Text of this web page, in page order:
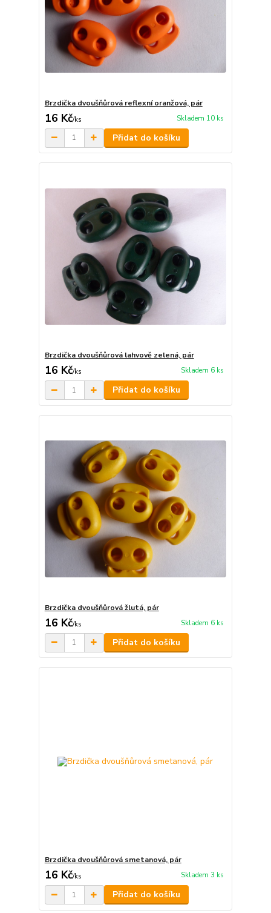
Brzdička dvoušňůrová reflexní oranžová, pár
16 Kč/ks Skladem 10 ks
Přidat do košíku
Brzdička dvoušňůrová lahvově zelená, pár
16 Kč/ks Skladem 6 ks
Přidat do košíku
Brzdička dvoušňůrová žlutá, pár
16 Kč/ks Skladem 6 ks
Přidat do košíku
Brzdička dvoušňůrová smetanová, pár
16 Kč/ks Skladem 3 ks
Přidat do košíku